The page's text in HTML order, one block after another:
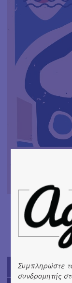
Συμπληρώστε
συνδρομητής